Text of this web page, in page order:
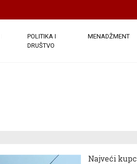
POLITIKA I
DRUŠTVO
MENADŽMENT
Najveći